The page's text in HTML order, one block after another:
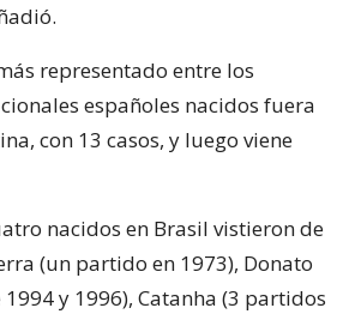
representado entre los
españoles nacidos fuera
con 13 casos, y luego viene
nacidos en Brasil vistieron de
(un partido en 1973), Donato
y 1996), Catanha (3 partidos